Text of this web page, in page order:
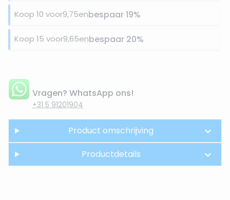
Koop 10 voor9,75enbespaar19%
Koop 15 voor9,65enbespaar 20%
Vragen? WhatsApp ons!
+31 5 91201904
Product omschrijving
Productdetails